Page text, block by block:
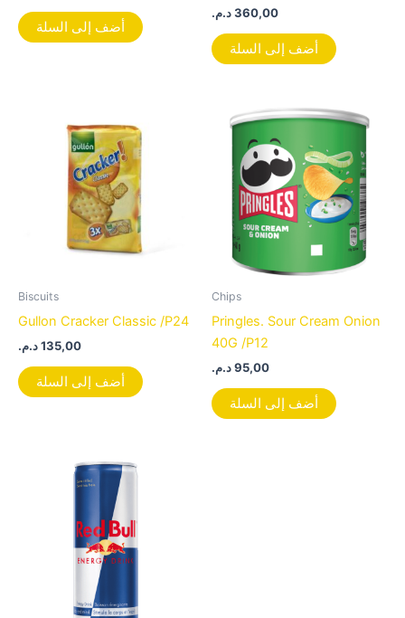
أضف إلى السلة
360,00د.م.
أضف إلى السلة
Biscuits
Gullon Cracker Classic /P24
135,00د.م.
أضف إلى السلة
Chips
Pringles. Sour Cream Onion
40G /P12
95,00د.م.
أضف إلى السلة